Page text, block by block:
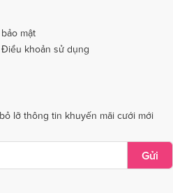
Dịch vụ cưới tại Trà Vinh
Dịch vụ cưới tại Vĩnh Long
Dịch vụ cưới tại Bắc Giang
mật
Điều khoản sử dụng
lỡ thông tin khuyến mãi cưới mới
Gửi